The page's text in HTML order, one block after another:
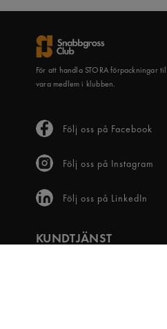
För att handla STORA förpackningar
vara medlem i klubben.
Följ oss på Facebook
Följ oss på Instagram
Följ oss på LinkedIn
KUNDTJÄNST